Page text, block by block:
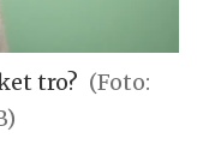
tro? (Foto: